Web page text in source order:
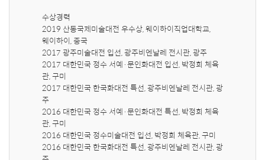
수상경력
2019 산동국제미술대전 우수상, 웨이하이직업대학교,
웨이하이, 중국
2017 광주미술대전 입선, 광주비엔날레 전시관, 광주
2017 대한민국 정수 서예·문인화대전 입선, 박정희 체육
관, 구미
2017 대한민국 한국화대전 특선, 광주비엔날레 전시관, 광
주
2016 대한민국 정수 서예·문인화대전 특선, 박정희 체육
관, 구미
2016 대한민국 정수미술대전 입선, 박정희 체육관, 구미
2016 대한민국 한국화대전 특선, 광주비엔날레 전시관, 광